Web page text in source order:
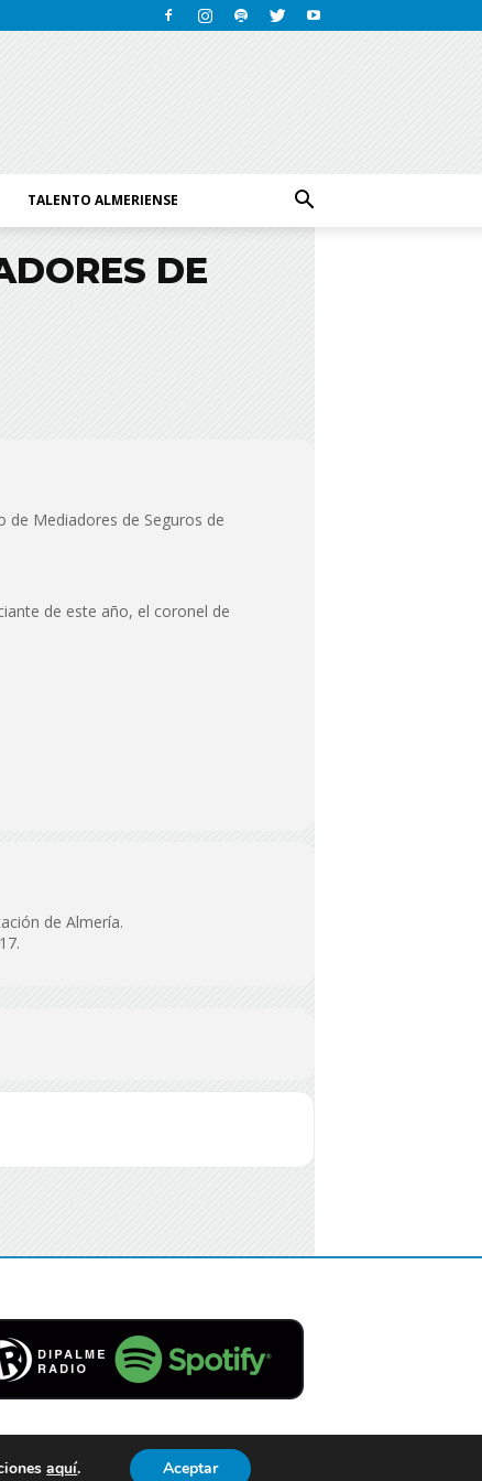
TALENTO ALMERIENSE
DE
de Mediadores de Seguros de
de este año, el coronel de
de Almería.
aquí. Aceptar